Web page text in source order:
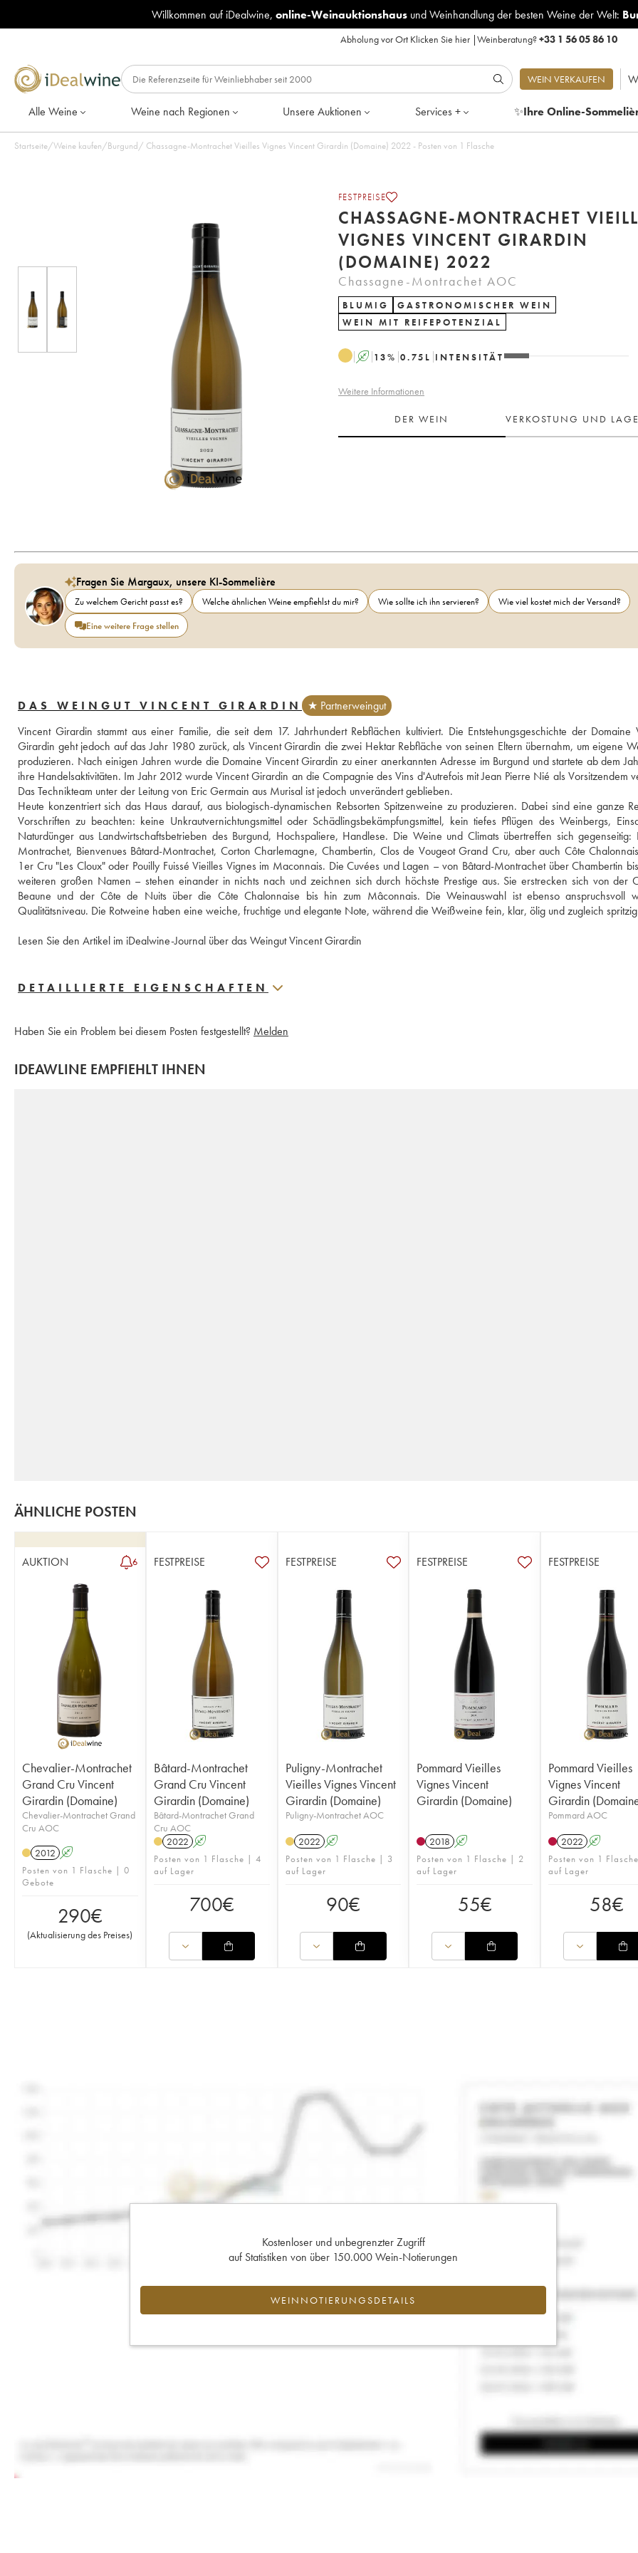
Willkommen auf iDealwine, online-Weinauktionshausund Weinhandlung der besten Weine der Welt:
Abholung vor Ort Klicken Sie hier|Weinberatung?+33 1 56 05 86 10
WEIN VERKAUFEN
Alle Weine Weine nach Regionen Unsere Auktionen Services + ✨Ihre Online-
Startseite/Weine kaufen/Burgund/ Chassagne-Montrachet Vieilles Vignes Vincent Girardin (Domaine) 2022 - Posten von 1 Flasche
FESTPREISE
CHASSAGNE-MONTRACHET
VIGNES VINCENT GIRARDIN
(DOMAINE) 2022
Chassagne-Montrachet AOC
BLUMIG
GASTRONOMISCHER WEIN
WEIN MIT REIFEPOTENZIAL
A 13% 0.75 L INTENSITÄT
Weitere Informationen
DER WEIN VERKOSTUNG UND
Fragen Sie Margaux, unsere KI-Sommelière
Zu welchem Gericht passt es? Welche ähnlichen Weine empfiehlst du mir? Wie sollte ich ihn servieren?
Wie viel kostet mich der Versand?
Eine weitere Frage stellen
DAS WEINGUT VINCENT GIRARDIN
★ Partnerweingut
Vincent Girardin stammt aus einer Familie, die seit dem 17. Jahrhundert Rebflächen kultiviert. Die Entstehungsgeschichte der Domaine
Girardin geht jedoch auf das Jahr 1980 zurück, als Vincent Girardin die zwei Hektar Rebfläche von seinen Eltern übernahm, um eigene
produzieren. Nach einigen Jahren wurde die Domaine Vincent Girardin zu einer anerkannten Adresse im Burgund und startete ab dem
ihre Handelsaktivitäten. Im Jahr 2012 wurde Vincent Girardin an die Compagnie des Vins d'Autrefois mit Jean Pierre Nié als Vorsitzendem
Das Technikteam unter der Leitung von Eric Germain aus Murisal ist jedoch unverändert geblieben.
Heute konzentriert sich das Haus darauf, aus biologisch-dynamischen Rebsorten Spitzenweine zu produzieren. Dabei sind eine ganze
Vorschriften zu beachten: keine Unkrautvernichtungsmittel oder Schädlingsbekämpfungsmittel, kein tiefes Pflügen des Weinbergs,
Naturdünger aus Landwirtschaftsbetrieben des Burgund, Hochspaliere, Handlese. Die Weine und Climats übertreffen sich gegenseitig:
Montrachet, Bienvenues Bâtard-Montrachet, Corton Charlemagne, Chambertin, Clos de Vougeot Grand Cru, aber auch Côte
1er Cru "Les Cloux" oder Pouilly Fuissé Vieilles Vignes im Maconnais. Die Cuvées und Lagen – von Bâtard-Montrachet über Chambertin
weiteren großen Namen – stehen einander in nichts nach und zeichnen sich durch höchste Prestige aus. Sie erstrecken sich von der
Beaune und der Côte de Nuits über die Côte Chalonnaise bis hin zum Mâconnais. Die Weinauswahl ist ebenso anspruchsvoll
Qualitätsniveau. Die Rotweine haben eine weiche, fruchtige und elegante Note, während die Weißweine fein, klar, ölig und zugleich
Lesen Sie den Artikel im iDealwine-Journal über das Weingut Vincent Girardin
DETAILLIERTE EIGENSCHAFTEN
Haben Sie ein Problem bei diesem Posten festgestellt? Melden
IDEAWLINE EMPFIEHLT IHNEN
ÄHNLICHE POSTEN
AUKTION 6
Chevalier-Montrachet
Grand Cru Vincent
Girardin (Domaine)
Chevalier-Montrachet Grand
Cru AOC
2012 A
Posten von 1 Flasche | 0
Gebote
290€
(Aktualisierung des Preises)
FESTPREISE
Bâtard-Montrachet
Grand Cru Vincent
Girardin (Domaine)
Bâtard-Montrachet Grand
Cru AOC
2022 A
Posten von 1 Flasche | 4
auf Lager
700€
FESTPREISE
Puligny-Montrachet
Vieilles Vignes Vincent
Girardin (Domaine)
Puligny-Montrachet AOC
2022 A
Posten von 1 Flasche | 3
auf Lager
90€
FESTPREISE
Pommard Vieilles
Vignes Vincent
Girardin (Domaine)
2018 A
Posten von 1 Flasche | 2
auf Lager
55€
FESTPREISE
Pommard Vieilles
Vignes Vincent
Girardin
Pommard AOC
2022 A
Posten von 1
auf Lager
58€
Kostenloser und unbegrenzter Zugriff
auf Statistiken von über 150.000 Wein-Notierungen
WEINNOTIERUNGSDETAILS